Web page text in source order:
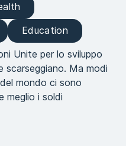
Education
Unite per lo sviluppo
scarseggiano. Ma modi
mondo ci sono
meglio i soldi